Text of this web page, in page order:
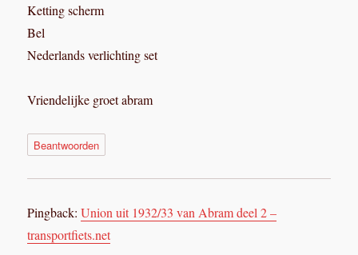
Ketting scherm
Bel
Nederlands verlichting set
Vriendelijke groet abram
Beantwoorden
Pingback:Union uit 1932/33 van Abram deel 2 –
transportfiets.net